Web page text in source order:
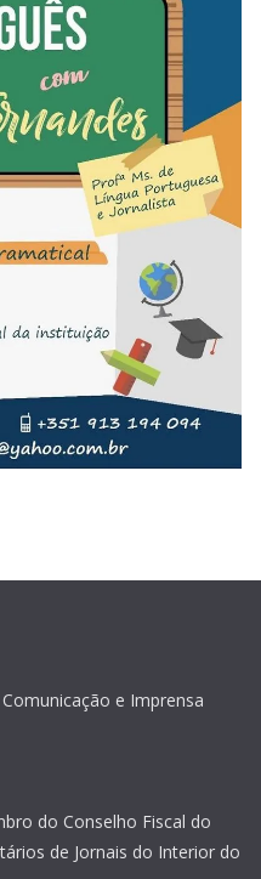
e Imprensa
do Conselho Fiscal do
de Jornais do Interior do